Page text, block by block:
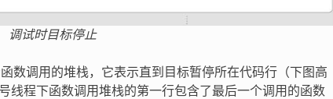
调试时目标停止
数调用的堆栈，它表示直到目标暂停所在代码行（下图高
线程下函数调用堆栈的第一行包含了最后一个调用的函数